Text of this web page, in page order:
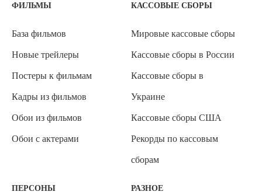
ФИЛЬМЫ
База фильмов
Новые трейлеры
Постеры к фильмам
Кадры из фильмов
Обои из фильмов
Обои с актерами
КАССОВЫЕ СБОРЫ
Мировые кассовые сборы
Кассовые сборы в России
Кассовые сборы в
Украине
Кассовые сборы США
Рекорды по кассовым
сборам
ПЕРСОНЫ РАЗНОЕ